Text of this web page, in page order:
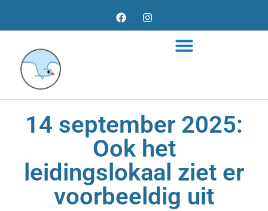
14 september 2025:
Ook het
leidingslokaal ziet er
voorbeeldig uit